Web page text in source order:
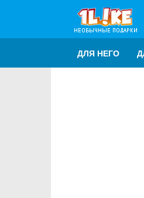
ДЛЯ НЕГО